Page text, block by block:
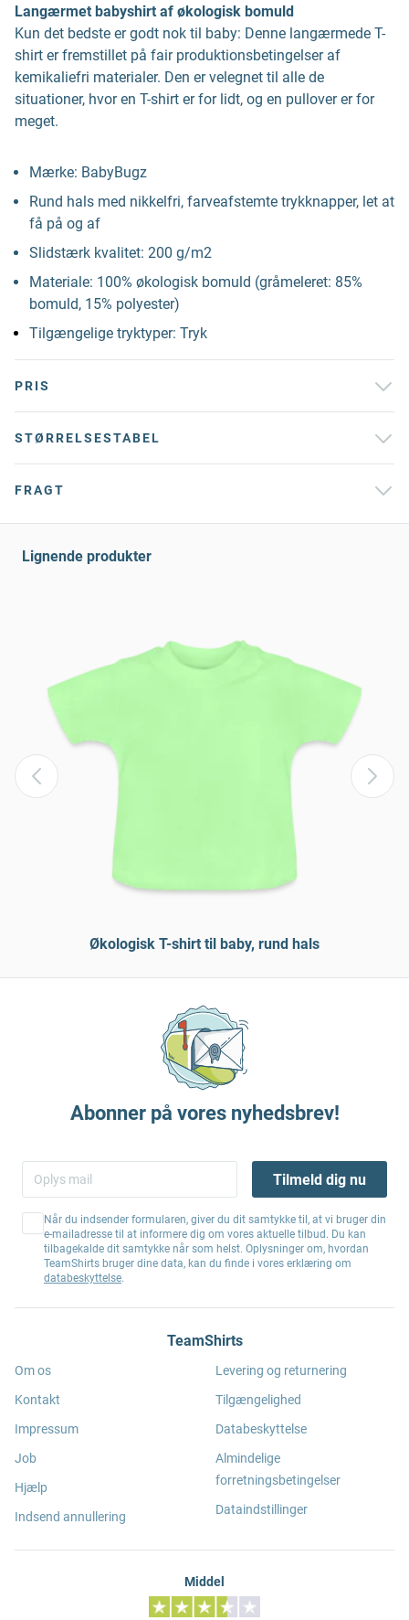
Langærmet babyshirt af økologisk bomuld
Kun det bedste er godt nok til baby: Denne langærmede T-
shirt er fremstillet på fair produktionsbetingelser af
kemikaliefri materialer. Den er velegnet til alle de
situationer, hvor en T-shirt er for lidt, og en pullover er for
meget.
Mærke: BabyBugz
Rund hals med nikkelfri, farveafstemte trykknapper, let at
få på og af
Slidstærk kvalitet: 200 g/m2
Materiale: 100% økologisk bomuld (gråmeleret: 85%
bomuld, 15% polyester)
Tilgængelige tryktyper: Tryk
PRIS
STØRRELSESTABEL
FRAGT
Lignende produkter
Økologisk T-shirt til baby, rund hals
Abonner på vores nyhedsbrev!
Tilmeld dig nu
Når du indsender formularen, giver du dit samtykke til, at vi bruger din
e-mailadresse til at informere dig om vores aktuelle tilbud. Du kan
tilbagekalde dit samtykke når som helst. Oplysninger om, hvordan
TeamShirts bruger dine data, kan du finde i vores erklæring om
databeskyttelse.
TeamShirts
Om os
Kontakt
Impressum
Job
Hjælp
Indsend annullering
Levering og returnering
Tilgængelighed
Databeskyttelse
Almindelige
forretningsbetingelser
Dataindstillinger
Middel